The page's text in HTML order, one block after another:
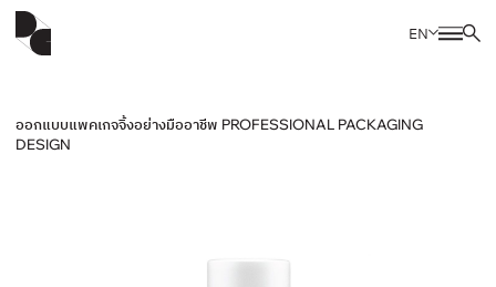
EN
ออกแบบแพคเกจจิ้งอย่างมืออาชีพ PROFESSIONAL PACKAGING
DESIGN